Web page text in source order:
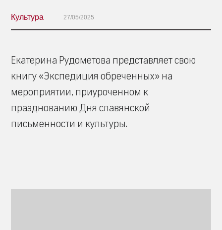
Культура 27/05/2025
Екатерина Рудометова представляет свою
книгу «Экспедиция обреченных» на
мероприятии, приуроченном к
празднованию Дня славянской
письменности и культуры.